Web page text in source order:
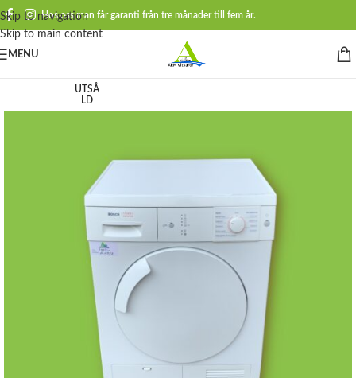
Skip to navigation
Skip to main content
Hos oss man får garanti från tre månader till fem år.
MENU
UTSÅ
LD